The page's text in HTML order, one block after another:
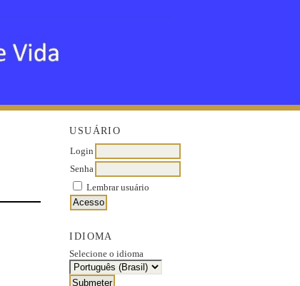
USUÁRIO
Login
Senha
Lembrar usuário
IDIOMA
Selecione o idioma